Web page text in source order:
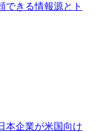
できる情報源とト
本企業が米国向け